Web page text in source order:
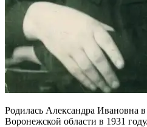
Родилась Александра Ивановна
Воронежской области в 1931 году.